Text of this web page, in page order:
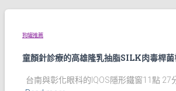
狗罐推薦
童顏針診療的高雄隆乳抽脂SILK肉毒桿
台南與彰化眼科的IQOS隱形鐵窗11點 27